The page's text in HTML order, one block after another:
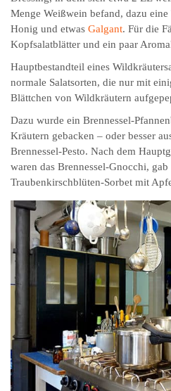
Menge Weißwein befand, dazu eine
Honig und etwas Galgant. Für die
Kopfsalatblätter und ein paar
Hauptbestandteil eines
normale Salatsorten, die nur mit
Blättchen von Wildkräutern
Dazu wurde ein Brennessel-
Kräutern gebacken – oder besser
Brennessel-Pesto. Nach dem
waren das Brennessel-Gnocchi,
Traubenkirschblüten-Sorbet mit